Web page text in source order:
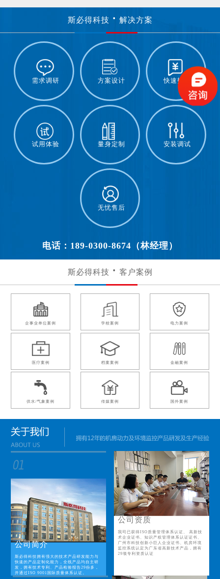
斯必得科技 解决方案
需求调研 方案设计 快速报价
试用体验 量身定制 安装调试
无忧售后
电话：189-0300-8674（林经理）
斯必得科技 客户案例
企事业单位案例 学校案例 电力案例
医疗案例 档案案例 金融案例
供水/气象案例 传媒案例 国外案例
公司简介
斯必得科技拥有强大的技术产品研发能力与
快速的产品定制化能力，全线产品均自主研
发，拥有技术专利、产品检验报告29份多，
并通过ISO 9001国际质量体系认证。
公司资质
我司已获得ISO质量管理体系认证、 高新技
术企业证书、知识产权管理体系认证证书、
广州市科技创新小巨人企业证书、机房环境
监控系统认定为广东省高新技术产品，拥有
29项专利资质认证